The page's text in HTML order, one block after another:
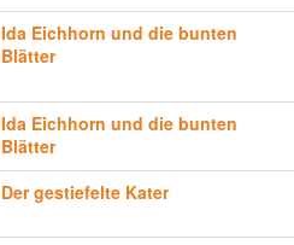
Ida Eichhorn und die bunten
Blätter
Ida Eichhorn und die bunten
Blätter
Der gestiefelte Kater